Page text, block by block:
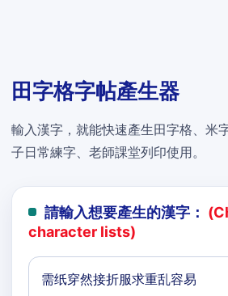
田字格字帖產生器
輸入漢字，就能快速產生田字格、米
子日常練字、老師課堂列印使用。
請輸入想要產生的漢字：
character lists)